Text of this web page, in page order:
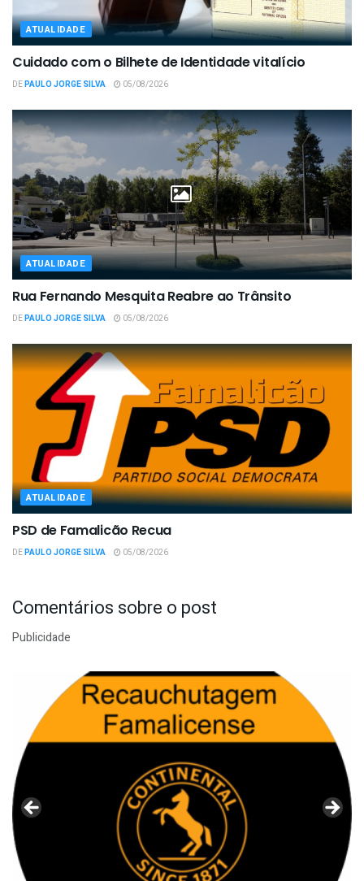
ATUALIDADE
Cuidado com o Bilhete de Identidade vitalício
DEPAULO JORGE SILVA 05/08/2026
ATUALIDADE
Rua Fernando Mesquita Reabre ao Trânsito
DEPAULO JORGE SILVA 05/08/2026
ATUALIDADE
PSD de Famalicão Recua
DEPAULO JORGE SILVA 05/08/2026
Comentários sobre o post
Publicidade